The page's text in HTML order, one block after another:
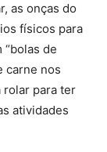
as onças do
físicos para
de
carne nos
rolar para ter
atividades